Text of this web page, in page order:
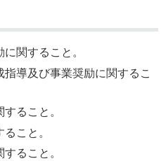
関すること。
導及び事業奨励に関するこ
ること。
こと。
ること。